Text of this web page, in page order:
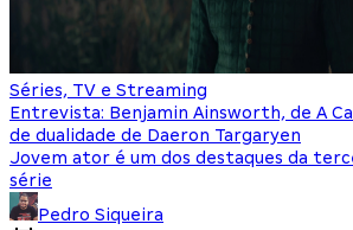
Séries, TV e Streaming
Entrevista: Benjamin Ainsworth, de A
de dualidade de Daeron Targaryen
Jovem ator é um dos destaques da
série
Pedro Siqueira